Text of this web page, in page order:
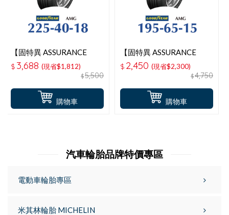
購物車
【固特異 ASSURANCE
MAXGUARD 】 225-40-
18操控性能輪胎
$ 3,688 (現省$1,812)
$5,500
購物車
【固特異 ASSURANCE
MAXGUARD 】 195-65-
15操控性能輪胎
$ 2,450 (現省$2,300)
$4,750
汽車輪胎品牌特價專區
電動車輪胎專區
米其林輪胎 MICHELIN